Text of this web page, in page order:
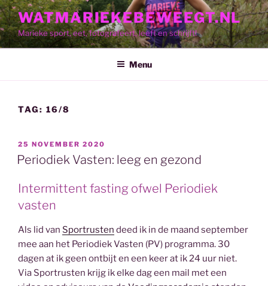
Skip
to
content
WATMARIEKEBEWEEGT.NL
Marieke sport, eet, fotografeert, leeft en schrijft!
Menu
TAG: 16/8
POSTED
ON
25 NOVEMBER 2020
Periodiek Vasten: leeg en gezond
Intermittent fasting ofwel Periodiek
vasten
Als lid van Sportrusten deed ik in de maand september
mee aan het Periodiek Vasten (PV) programma. 30
dagen at ik geen ontbijt en een keer at ik 24 uur niet.
Via Sportrusten krijg ik elke dag een mail met een